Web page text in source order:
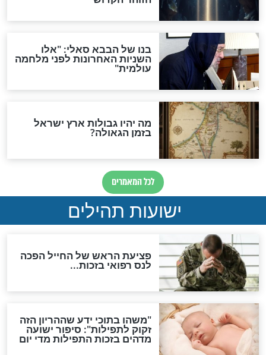
לכל המאמרים
להמתקת הדינים וביטול
גזרות
סגולת ע"ב שמות הקודש
תפילה סגולית להמתקת
הדינים